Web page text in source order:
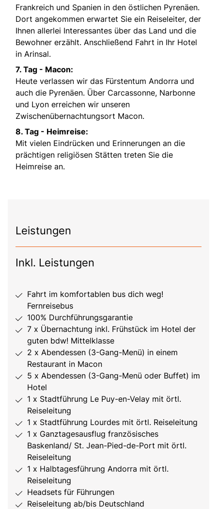
Frankreich und Spanien in den östlichen Pyrenäen.
Dort angekommen erwartet Sie ein Reiseleiter, der
Ihnen allerlei Interessantes über das Land und die
Bewohner erzählt. Anschließend Fahrt in Ihr Hotel
in Arinsal.
7. Tag - Macon:
Heute verlassen wir das Fürstentum Andorra und
auch die Pyrenäen. Über Carcassonne, Narbonne
und Lyon erreichen wir unseren
Zwischenübernachtungsort Macon.
8. Tag - Heimreise:
Mit vielen Eindrücken und Erinnerungen an die
prächtigen religiösen Stätten treten Sie die
Heimreise an.
Leistungen
Inkl. Leistungen
Fahrt im komfortablen bus dich weg!
Fernreisebus
100% Durchführungsgarantie
7 x Übernachtung inkl. Frühstück im Hotel der
guten bdw! Mittelklasse
2 x Abendessen (3-Gang-Menü) in einem
Restaurant in Macon
5 x Abendessen (3-Gang-Menü oder Buffet) im
Hotel
1 x Stadtführung Le Puy-en-Velay mit örtl.
Reiseleitung
1 x Stadtführung Lourdes mit örtl. Reiseleitung
1 x Ganztagesausflug französisches
Baskenland/ St. Jean-Pied-de-Port mit örtl.
Reiseleitung
1 x Halbtagesführung Andorra mit örtl.
Reiseleitung
Headsets für Führungen
Reiseleitung ab/bis Deutschland